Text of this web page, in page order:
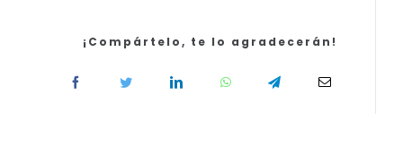
la
Pública
¡Compártelo, te lo agradecerán!